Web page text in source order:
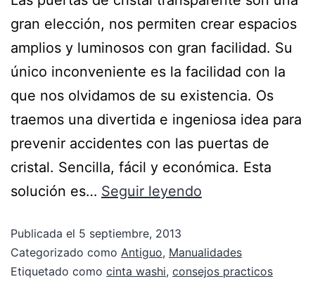
gran elección, nos permiten crear espacios
amplios y luminosos con gran facilidad. Su
único inconveniente es la facilidad con la
que nos olvidamos de su existencia. Os
traemos una divertida e ingeniosa idea para
prevenir accidentes con las puertas de
cristal. Sencilla, fácil y económica. Esta
solución es… Seguir leyendo
Publicada el 5 septiembre, 2013
Categorizado como Antiguo, Manualidades
Etiquetado como cinta washi, consejos practicos